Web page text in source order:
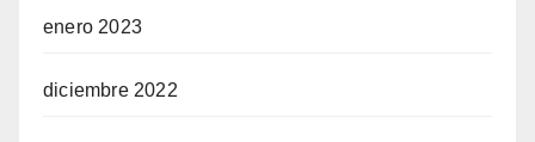
enero 2023
diciembre 2022